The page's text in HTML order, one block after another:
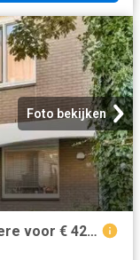
Foto bekijken
Huis te koop Swingstraat 65 in Almere voor € 425.000